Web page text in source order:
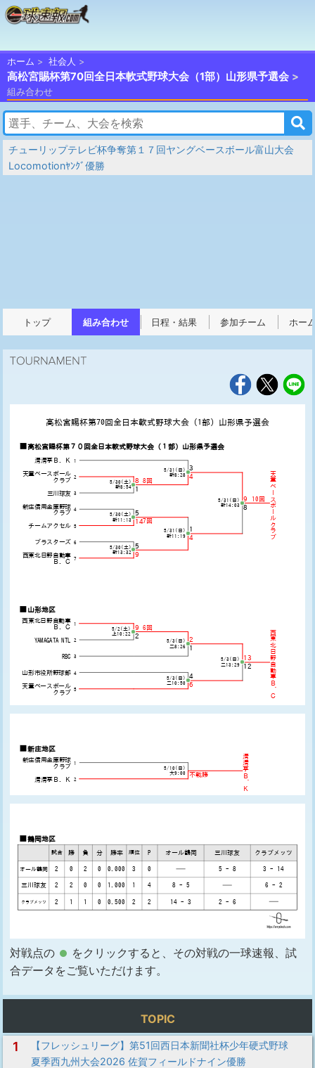
ホーム 社会人
高松宮賜杯第70回全日本軟式野球大会（1部）山形県予選会
組み合わせ
チューリップテレビ杯争奪第１７回ヤングベースボール富山大会
Locomotionﾔﾝｸﾞ優勝
トップ 組み合わせ 日程・結果 参加チーム ホー
対戦点の
をクリックすると、その対戦の一球速報、試
合データをご覧いただけます。
TOPIC
1
【フレッシュリーグ】第51回西日本新聞社杯少年硬式野球
夏季西九州大会2026 佐賀フィールドナイン優勝